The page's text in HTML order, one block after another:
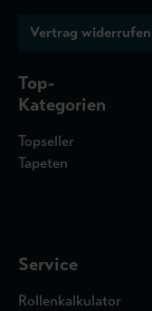
Vertrag widerrufen
Top-
Kategorien
Topseller
Tapeten
Service
Rollenkalkulator